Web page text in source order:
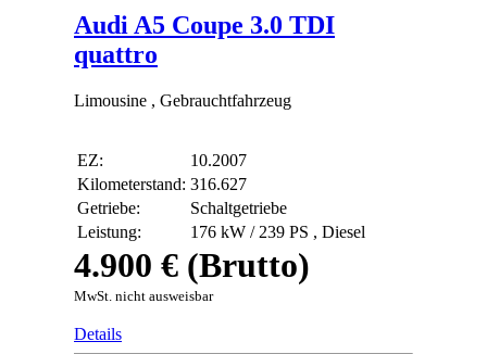
Audi A5 Coupe 3.0 TDI
quattro
Limousine , Gebrauchtfahrzeug
EZ:
10.2007
Kilometerstand: 316.627
Getriebe:
Schaltgetriebe
Leistung:
176 kW / 239 PS , Diesel
4.900 € (Brutto)
MwSt. nicht ausweisbar
Details